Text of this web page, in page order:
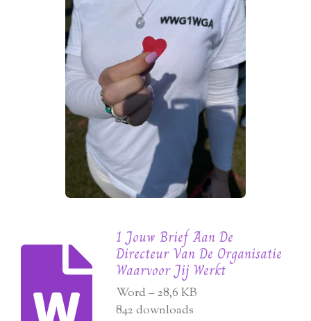
1 Jouw Brief Aan De
Directeur Van De Organisatie
Waarvoor Jij Werkt
Word – 28,6 KB
842 downloads